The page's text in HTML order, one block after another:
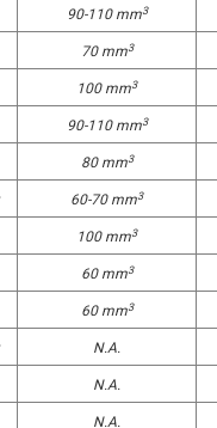
90-110 mm3
70 mm3
100 mm3
90-110 mm3
80 mm3
60-70 mm3
100 mm3
60 mm3
60 mm3
N.A.
N.A.
N.A.